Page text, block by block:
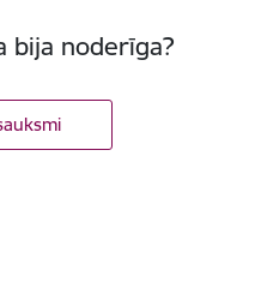
bija noderīga?